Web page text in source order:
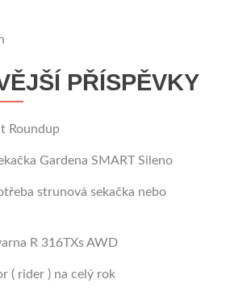
PŘÍSPĚVKY
Roundup
Gardena SMART Sileno
strunová sekačka nebo
R 316TXs AWD
( rider ) na celý rok